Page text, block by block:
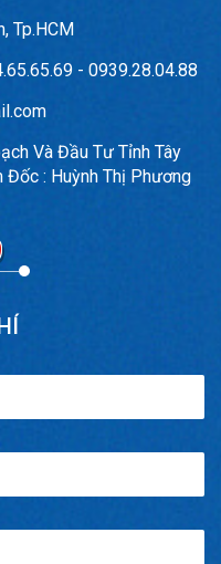
Tp.HCM
- 0939.28.04.88
Và Đầu Tư Tỉnh Tây
Đốc : Huỳnh Thị Phương